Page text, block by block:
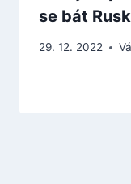
se bát
29. 12. 2022